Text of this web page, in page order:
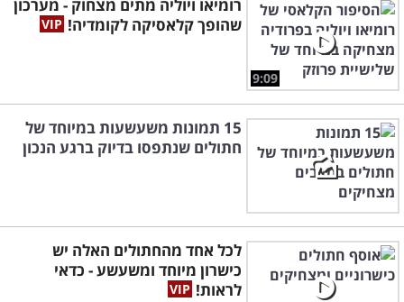
9:09
רומיאו ויוליה מתים מצחוק - מערכון
שהופך קלאסיקה לקומדיה!
15 תמונות משעשעות במיוחד של
חתולים שנתפסו בדיוק ברגע הנכון
לכל אחד מהחתולים האלה יש
כישרון מיוחד ומשעשע - כדאי
לראות!